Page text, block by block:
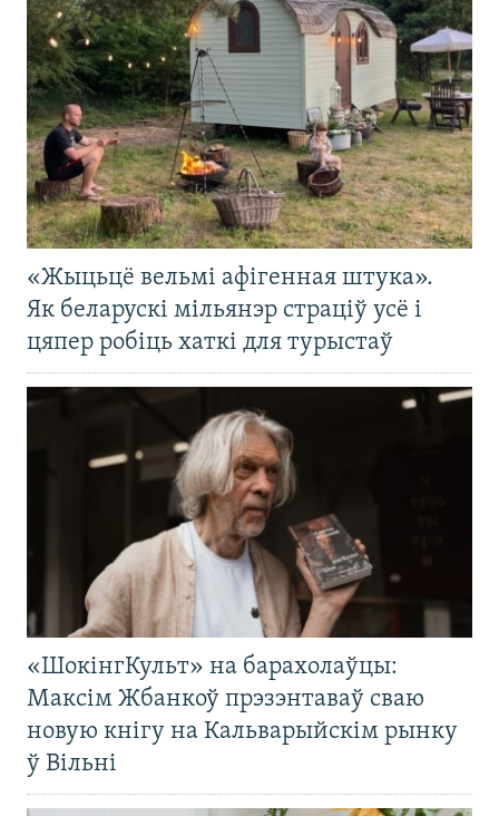
«Жыцьцё вельмі афігенная штука».
Як беларускі мільянэр страціў усё і
цяпер робіць хаткі для турыстаў
«ШокінгКульт» на барахолаўцы:
Максім Жбанкоў прэзэнтаваў сваю
новую кнігу на Кальварыйскім рынку
ў Вільні